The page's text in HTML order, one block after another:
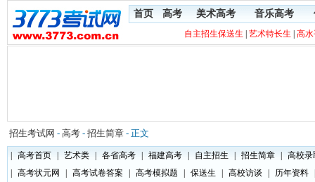
首页 高考 美术高考 音乐高考
自主招生保送生 艺术特长生 高
招生考试网 - 高考 - 招生简章 - 正文
高考首页 艺术类 各省高考 福建高考 自主招生 招生简章
高校录
高考状元网 高考试卷答案 高考模拟题 保送生 高校访谈 历年资料